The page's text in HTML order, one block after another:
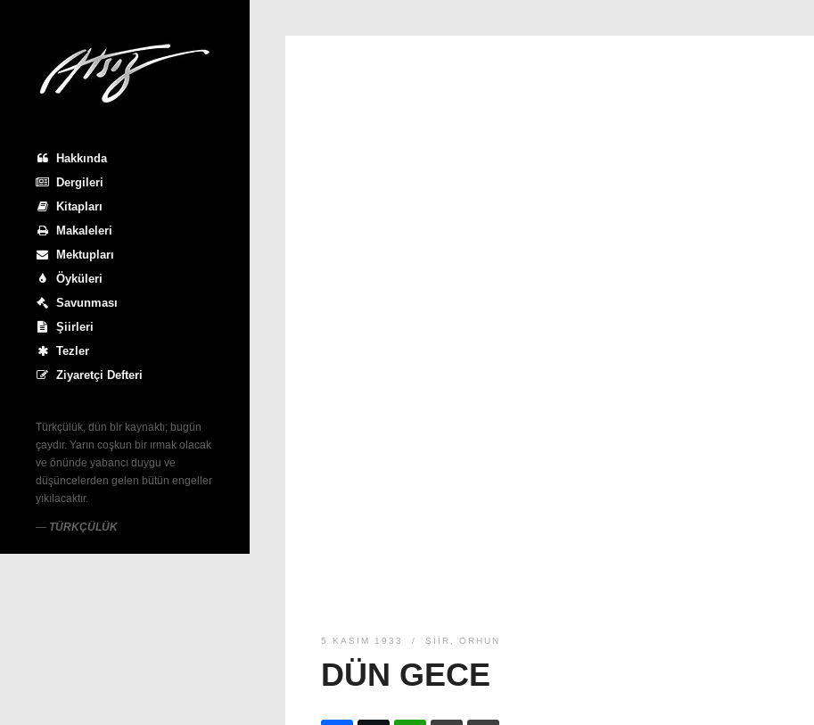
Hakkında
Dergileri
Kitapları
Makaleleri
Mektupları
Öyküleri
Savunması
Şiirleri
Tezler
Ziyaretçi Defteri
Türkçülük, dün bir kaynaktı; bugün
çaydır. Yarın coşkun bir ırmak olacak
ve önünde yabancı duygu ve
düşüncelerden gelen bütün engeller
yıkılacaktır.
— TÜRKÇÜLÜK
5 KASIM 1933 ŞIIR ORHUN
DÜN GECE